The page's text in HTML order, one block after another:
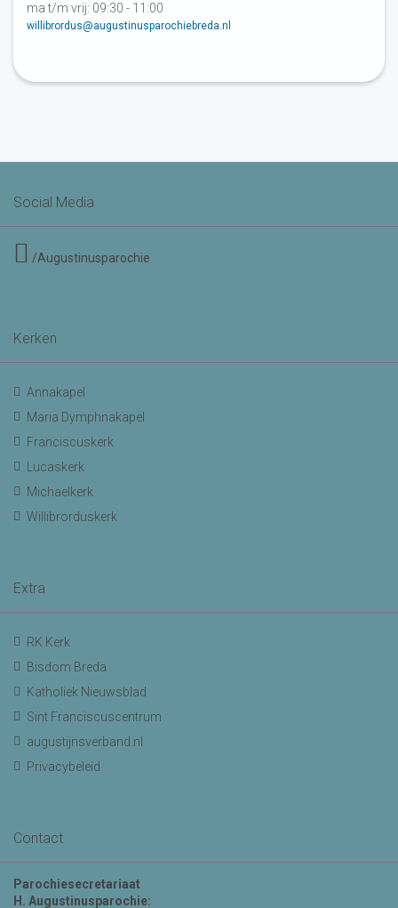
ma t/m vrij: 09:30 - 11:00
willibrordus@augustinusparochiebreda.nl
Social Media
/Augustinusparochie
Kerken
Annakapel
Maria Dymphnakapel
Franciscuskerk
Lucaskerk
Michaelkerk
Willibrorduskerk
Extra
RK Kerk
Bisdom Breda
Katholiek Nieuwsblad
Sint Franciscuscentrum
augustijnsverband.nl
Privacybeleid
Contact
Parochiesecretariaat
H. Augustinusparochie: